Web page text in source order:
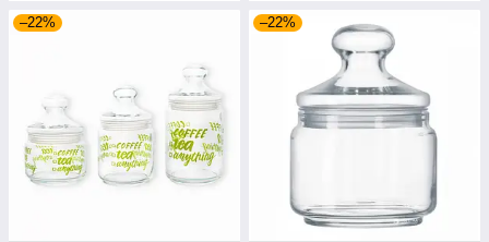
–22% –22%